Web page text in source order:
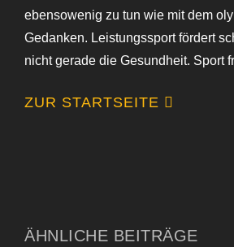
ebensowenig zu tun wie mit dem
Gedanken. Leistungssport fördert
nicht gerade die Gesundheit. Sport
ZUR STARTSEITE
ÄHNLICHE BEITRÄGE